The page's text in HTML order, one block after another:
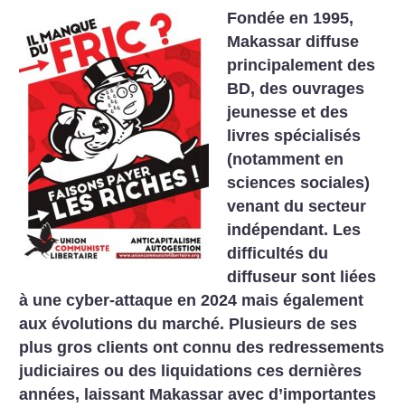
Fondée en 1995,
Makassar diffuse
principalement des
BD, des ouvrages
jeunesse et des
livres spécialisés
(notamment en
sciences sociales)
venant du secteur
indépendant. Les
difficultés du
diffuseur sont liées
à une cyber-attaque en 2024 mais également
aux évolutions du marché. Plusieurs de ses
plus gros clients ont connu des redressements
judiciaires ou des liquidations ces dernières
années, laissant Makassar avec d’importantes